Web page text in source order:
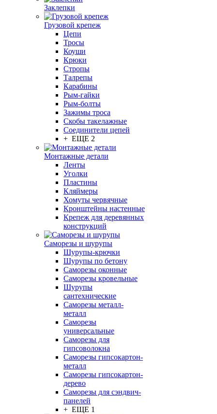
Заклепки
Грузовой крепеж
Цепи
Тросы
Коуши
Крюки
Стропы
Талрепы
Карабины
Рым-гайки
Рым-болты
Зажимы троса
Скобы такелажные
Соединители цепей
+ ЕЩЕ 2
Монтажные детали
Ленты
Уголки
Пластины
Кляймеры
Хомуты червячные
Кронштейны настенные
Крепеж для деревянных
конструкций
Саморезы и шурупы
Шурупы-крючки
Шурупы по бетону
Саморезы оконные
Саморезы кровельные
Шурупы
сантехнические
Саморезы металл-
металл
Саморезы
универсальные
Саморезы для
гипсоволокна
Саморезы гипсокартон-
металл
Саморезы гипсокартон-
дерево
Саморезы для сэндвич-
панелей
+ ЕЩЕ 1